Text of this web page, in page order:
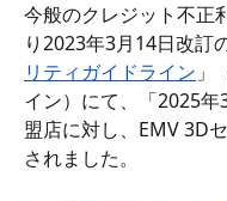
今般のクレジット不正
り2023年3月14日改訂
リティガイドライン」
イン）にて、「2025
盟店に対し、EMV 3D
されました。